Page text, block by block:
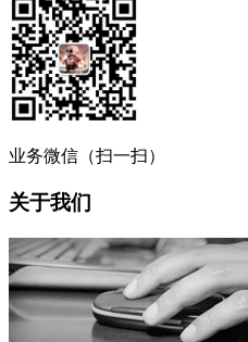
业务微信（扫一扫）
关于我们